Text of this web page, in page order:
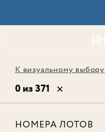
К визуальному выбору
0 из 371
НОМЕРА ЛОТОВ